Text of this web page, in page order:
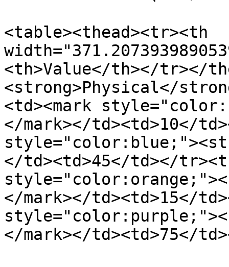
<table><thead><tr><th
<th>Value</th></tr></
<strong>Physical</
<td><mark
</mark></td><td>10</
</td><td>45</td></
</mark></td><td>15</